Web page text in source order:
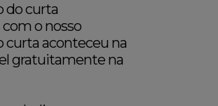
do curta
o nosso
curta aconteceu na
gratuitamente na